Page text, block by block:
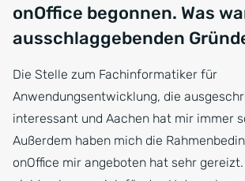
onOffice begonnen. Was
ausschlaggebenden
Die Stelle zum Fachinformatiker für
Anwendungsentwicklung, die
interessant und Aachen hat mir immer
Außerdem haben mich die
onOffice mir angeboten hat sehr